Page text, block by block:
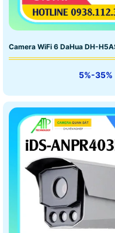
Camera WiFi 6 DaHua DH-
5%-35%